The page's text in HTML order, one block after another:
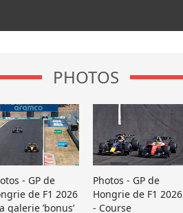
PHOTOS
- GP de
de F1 2026
galerie ’bonus’
Photos - GP de
Hongrie de F1 2026
- Course